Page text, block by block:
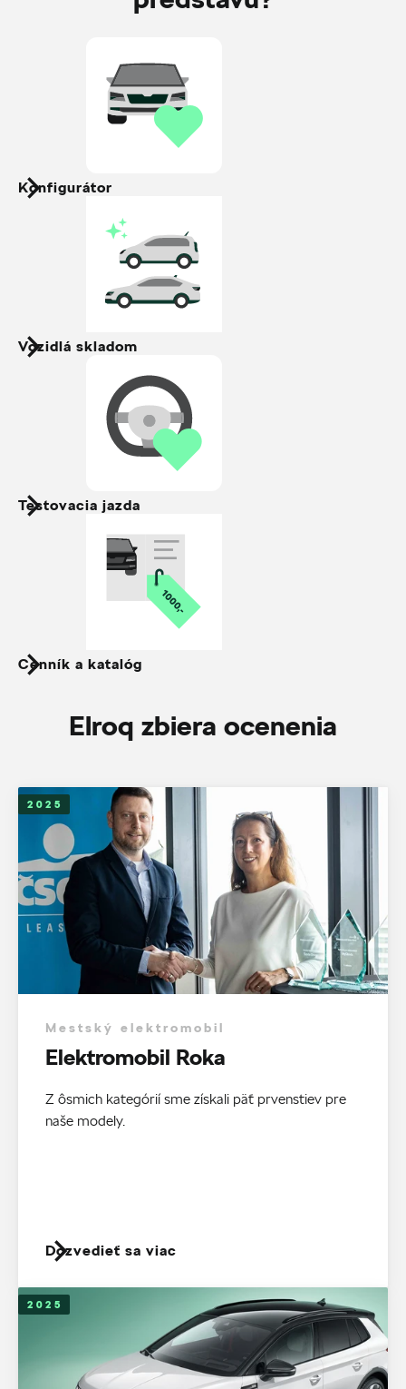
Konfigurátor
Vozidlá skladom
Testovacia jazda
Cenník a katalóg
Elroq zbiera ocenenia
2025
Mestský elektromobil
Elektromobil Roka
Z ôsmich kategórií sme získali päť prvenstiev pre
naše modely.
Dozvedieť sa viac
2025